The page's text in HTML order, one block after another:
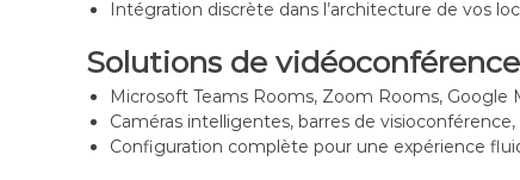
u
v
e
i
l
Intégration discrète dans l’architecture de vos
Solutions de vidéoconférence
Microsoft Teams Rooms, Zoom Rooms, Google
Caméras intelligentes, barres de
Configuration complète pour une expérience